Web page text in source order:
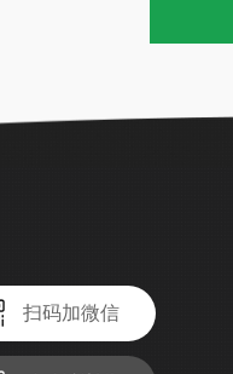
扫码加微信